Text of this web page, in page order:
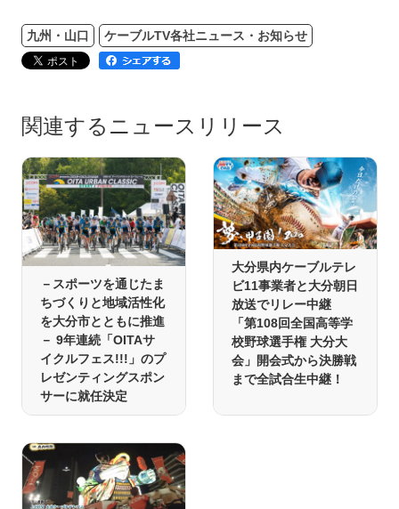
九州・山口 ケーブルTV各社ニュース・お知らせ
関連するニュースリリース
－スポーツを通じたま
ちづくりと地域活性化
を大分市とともに推進
－ 9年連続「OITAサ
イクルフェス!!!」のプ
レゼンティングスポン
サーに就任決定
大分県内ケーブルテレ
ビ11事業者と大分朝日
放送でリレー中継
「第108回全国高等学
校野球選手権 大分大
会」開会式から決勝戦
まで全試合生中継！